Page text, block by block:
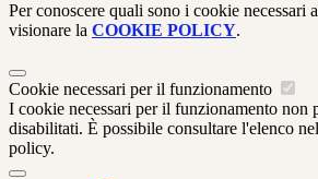
Per conoscere quali sono i cookie necessari
visionare la COOKIE POLICY.
Cookie necessari per il funzionamento
I cookie necessari per il funzionamento non
disabilitati. È possibile consultare l'elenco
policy.